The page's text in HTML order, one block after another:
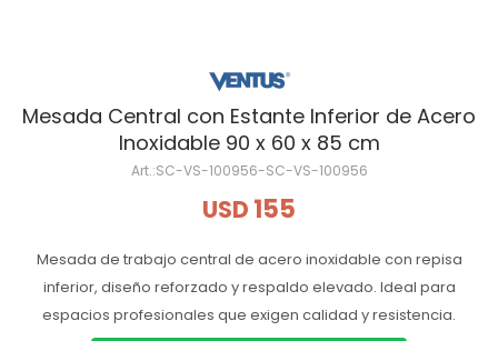
Mesada Central con Estante Inferior de Acero
Inoxidable 90 x 60 x 85 cm
SC-VS-100956-SC-VS-100956
USD 155
Mesada de trabajo central de acero inoxidable con repisa
inferior, diseño reforzado y respaldo elevado. Ideal para
espacios profesionales que exigen calidad y resistencia.